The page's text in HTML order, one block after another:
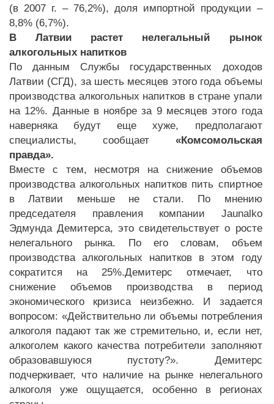
(в 2007 г. – 76,2%), доля импортной продукции –
8,8% (6,7%).
В Латвии растет нелегальный рынок
алкогольных напитков
По данным Службы государственных доходов
Латвии (СГД), за шесть месяцев этого года объемы
производства алкогольных напитков в стране упали
на 12%. Данные в ноябре за 9 месяцев этого года
наверняка будут еще хуже, предполагают
специалисты, сообщает «Комсомольская
правда».
Вместе с тем, несмотря на снижение объемов
производства алкогольных напитков пить спиртное
в Латвии меньше не стали. По мнению
председателя правления компании Jaunalko
Эдмунда Демитерса, это свидетельствует о росте
нелегального рынка. По его словам, объем
производства алкогольных напитков в этом году
сократится на 25%.Демитерс отмечает, что
снижение объемов производства в период
экономического кризиса неизбежно. И задается
вопросом: «Действительно ли объемы потребления
алкоголя падают так же стремительно, и, если нет,
алкоголем какого качества потребители заполняют
образовавшуюся пустоту?». Демитерс
подчеркивает, что наличие на рынке нелегального
алкоголя уже ощущается, особенно в регионах